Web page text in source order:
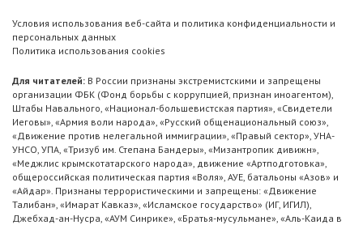
Условия использования веб-сайта и политика конфиденциальности и
персональных данных
Политика использования cookies
Для читателей: В России признаны экстремистскими и запрещены
организации ФБК (Фонд борьбы с коррупцией, признан иноагентом),
Штабы Навального, «Национал-большевистская партия», «Свидетели
Иеговы», «Армия воли народа», «Русский общенациональный союз»,
«Движение против нелегальной иммиграции», «Правый сектор», УНА-
УНСО, УПА, «Тризуб им. Степана Бандеры», «Мизантропик дивижн»,
«Меджлис крымскотатарского народа», движение «Артподготовка»,
общероссийская политическая партия «Воля», АУЕ, батальоны «Азов» и
«Айдар». Признаны террористическими и запрещены: «Движение
Талибан», «Имарат Кавказ», «Исламское государство» (ИГ, ИГИЛ),
Джебхад-ан-Нусра, «АУМ Синрике», «Братья-мусульмане», «Аль-Каида в